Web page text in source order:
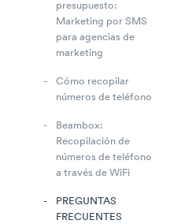
presupuesto:
Marketing por SMS
para agencias de
marketing
Cómo recopilar
números de teléfono
Beambox:
Recopilación de
números de teléfono
a través de WiFi
PREGUNTAS
FRECUENTES